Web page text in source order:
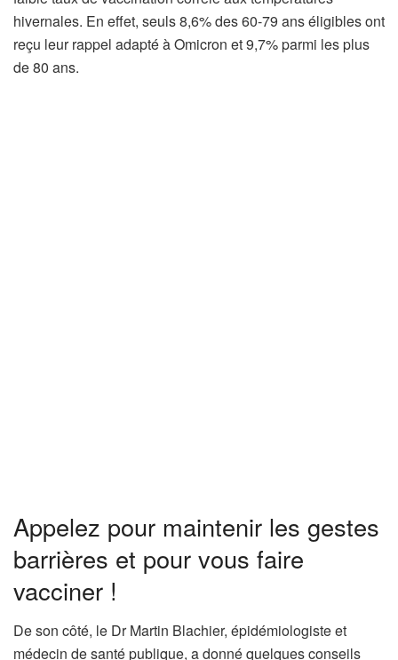
hivernales. En effet, seuls 8,6% des 60-79 ans éligibles ont
reçu leur rappel adapté à Omicron et 9,7% parmi les plus
de 80 ans.
Appelez pour maintenir les gestes
barrières et pour vous faire
vacciner !
De son côté, le Dr Martin Blachier, épidémiologiste et
médecin de santé publique, a donné quelques conseils